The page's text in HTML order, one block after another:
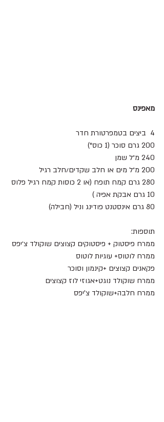
מאפינס
4  ביצים בטמפרטורת חדר
200 גרם סוכר (1 כוס*)
240 מ״ל שמן
200 מ״ל מים או חלב שקדים/חלב רגיל
280 גרם קמח תופח (או 2 כוסות קמח רגיל פלוס
10 גרם אבקת אפיה )
80 גרם אינסטנט פודינג וניל (חבילה)
תוספות:
ממרח פיסטוק + פיסטוקים קצוצים שוקולד צ׳יפס
ממרח לוטוס+ עוגיות לוטוס
פקאנים קצוצים +קינמון וסוכר
ממרח שוקולד נוגט+אגוזי לוז קצוצים
ממרח חלבה+שוקולד צ’יפס